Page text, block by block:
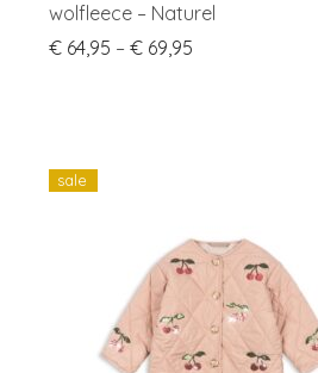
wolfleece – Naturel
€64,95 – €69,95Price range: €
sale